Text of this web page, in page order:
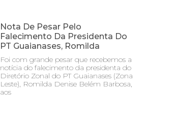
Nota De Pesar Pelo
Falecimento Da Presidenta Do
PT Guaianases, Romilda
Foi com grande pesar que recebemos a
notícia do falecimento da presidenta do
Diretório Zonal do PT Guaianases (Zona
Leste), Romilda Denise Belém Barbosa,
aos